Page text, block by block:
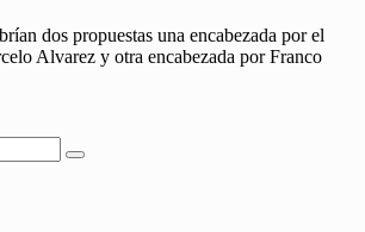
dos propuestas una encabezada por el
Alvarez y otra encabezada por Franco